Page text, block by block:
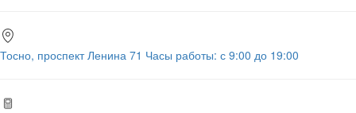
Тосно, проспект Ленина 71 Часы работы: с 9:00 до 19:00